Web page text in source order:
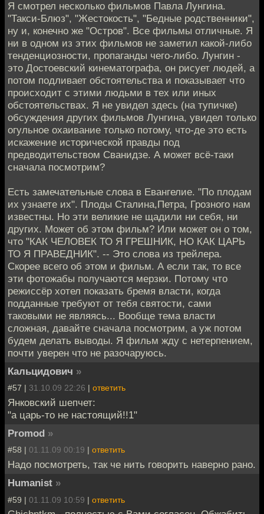
Я смотрел несколько фильмов Павла Лунгина.
"Такси-Блюз", "Жестокость", "Бедные родственники",
ну и, конечно же "Остров". Все фильмы отличные. Я
ни в одном из этих фильмов не заметил какой-либо
тенденциозности, пропаганды чего-либо. Лунгин -
это Достоевский кинематографа, он рисует людей, а
потом подливает обстоятельства и показывает что
происходит с этими людьми в тех или иных
обстоятельствах. Я не увидел здесь (на тупичке)
обсуждения других фильмов Лунгина, увидел только
огульное охаивание только потому, что-де это есть
искажение исторической правды под
предводительством Сванидзе. А может всё-таки
сначала посмотрим?
Есть замечательные слова в Евангелие. "По плодам
их узнаете их". Плоды Сталина,Петра, Грозного нам
известны. Но эти великие не щадили ни себя, ни
других. Может об этом фильм? Или может он о том,
что "КАК ЧЕЛОВЕК ТО Я ГРЕШНИК, НО КАК ЦАРЬ
ТО Я ПРАВЕДНИК". -- Это слова из трейлера.
Скорее всего об этом и фильм. А если так, то все
эти фотожабы получаются мерзки. Потому что
режиссёр хотел показать бремя власти, когда
подданные требуют от тебя святости, сами
таковыми не являясь... Вообще тема власти
сложная, давайте сначала посмотрим, а уж потом
будем делать выводы. Я фильм жду с нетерпением,
почти уверен что не разочаруюсь.
Кальцидович »
#57 | 31.10.09 22:26 | ответить
Янковский шепчет:
"а царь-то не настоящий!!1"
Promod »
#58 | 01.11.09 00:19 | ответить
Надо посмотреть, так че нить говорить наверно рано.
Humanist »
#59 | 01.11.09 10:59 | ответить